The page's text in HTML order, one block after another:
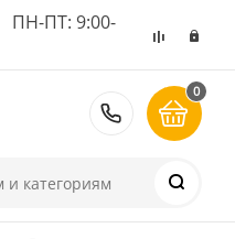
ПН-ПТ: 9:00-
8 (495)
0